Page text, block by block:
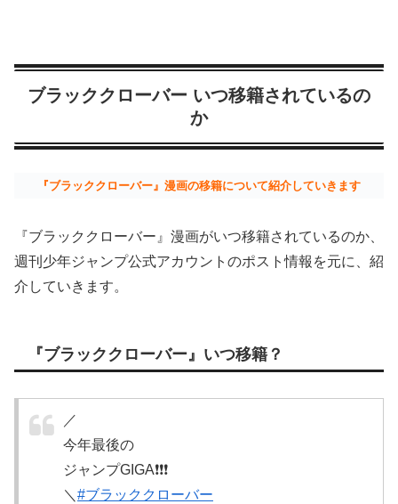
ブラッククローバー いつ移籍されているの
か
『ブラッククローバー』漫画の移籍について紹介していきます
『ブラッククローバー』漫画がいつ移籍されているのか、
週刊少年ジャンプ公式アカウントのポスト情報を元に、紹
介していきます。
『ブラッククローバー』いつ移籍？
／
今年最後の
ジャンプGIGA❗️❗️❗️
＼ #ブラッククローバー